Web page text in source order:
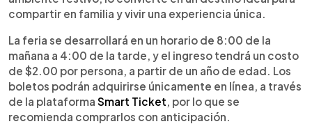
compartir en familia y vivir una experiencia única.
La feria se desarrollará en un horario de 8:00 de la
mañana a 4:00 de la tarde, y el ingreso tendrá un costo
de $2.00 por persona, a partir de un año de edad. Los
boletos podrán adquirirse únicamente en línea, a través
de la plataforma Smart Ticket, por lo que se
recomienda comprarlos con anticipación.